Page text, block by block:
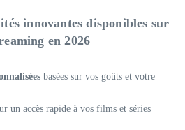
innovantes disponibles sur
en 2026
basées sur vos goûts et votre
un accès rapide à vos films et séries